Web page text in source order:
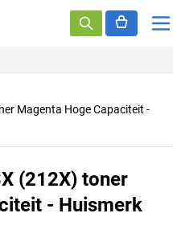
Magenta Hoge Capaciteit -
(212X) toner
- Huismerk